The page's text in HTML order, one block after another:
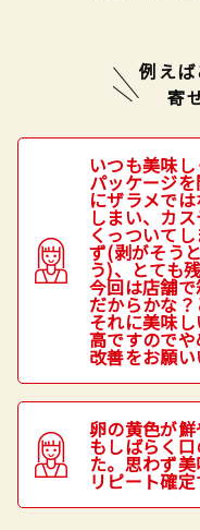
例え
寄
いつも美味し
パッケージ
にザラメで
しまい、カ
くっついて
ず(剥がそう
う)、とても
今回は店舗で
だからかな？
それに美味
高ですのでや
改善をお願
卵の黄色が
もしばらく
た。思わず
リピート確定